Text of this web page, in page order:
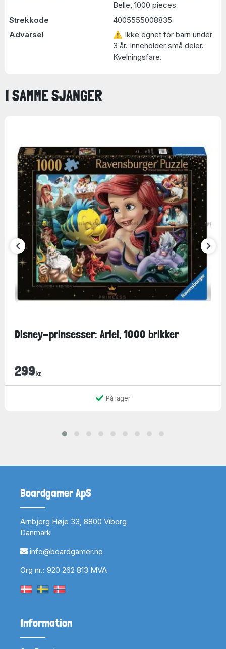
Belle, 1000 pieces
Strekkode
4005555008835
Advarsel
⚠ Ikke egnet for barn under
3 år. Inneholder små deler.
Kvelningsfare.
I SAMME SJANGER
Disney-prinsesser: Ariel, 1000 brikker
299 kr.
På lager
Boardgamer ApS
Arnbjerg Høje 33, 8800 Viborg
Danmark
info@boardgamer.no
Org nr.: 920 262 813 MVA
Information